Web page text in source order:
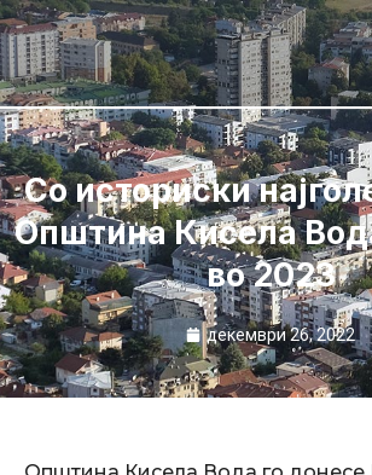
Skip
to
content
Со историски
Општина Кисела
во 2023
декември 26, 2022